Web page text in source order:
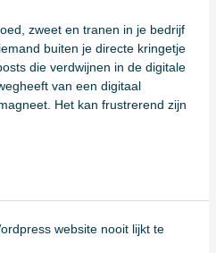
zweet en tranen in je bedrijf
buiten je directe kringetje
die verdwijnen in de digitale
van een digitaal
Het kan frustrerend zijn